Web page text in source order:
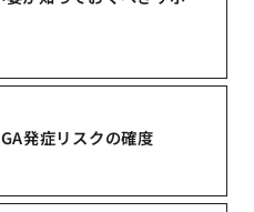
発症リスクの確度